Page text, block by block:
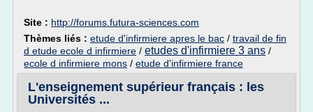
Site : http://forums.futura-sciences.com
Thèmes liés : etude d'infirmiere apres le bac / travail de fin
d etude ecole d infirmiere / etudes d'infirmiere 3 ans /
ecole d infirmiere mons / etude d'infirmiere france
L'enseignement supérieur français : les
Universités ...